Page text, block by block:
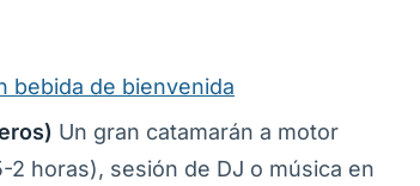
bebida de bienvenida
Un gran catamarán a motor
2 horas), sesión de DJ o música en